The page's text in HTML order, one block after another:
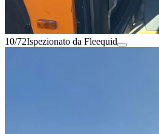
10/72Ispezionato da Fleequid